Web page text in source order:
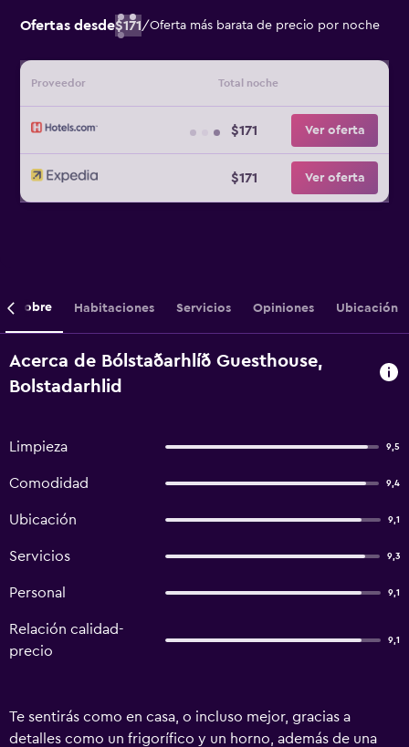
Ofertas desde$171/Oferta más barata de precio por noche
Proveedor Total noche
$171 Ver oferta
$171 Ver oferta
Sobre Habitaciones Servicios Opiniones Ubicación
Acerca de Bólstaðarhlíð Guesthouse,
Bolstadarhlid
Limpieza 9,5
Comodidad 9,4
Ubicación 9,1
Servicios 9,3
Personal 9,1
Relación calidad-
precio
9,1
Te sentirás como en casa, o incluso mejor, gracias a
detalles como un frigorífico y un horno, además de una